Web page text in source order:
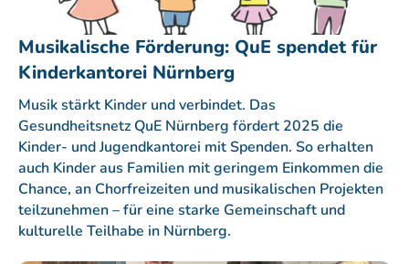
Musikalische Förderung: QuE spendet für
Kinderkantorei Nürnberg
Musik stärkt Kinder und verbindet. Das
Gesundheitsnetz QuE Nürnberg fördert 2025 die
Kinder- und Jugendkantorei mit Spenden. So erhalten
auch Kinder aus Familien mit geringem Einkommen die
Chance, an Chorfreizeiten und musikalischen Projekten
teilzunehmen – für eine starke Gemeinschaft und
kulturelle Teilhabe in Nürnberg.